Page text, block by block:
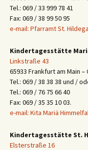
Tel.: 069 / 33 999 78 41
Fax: 069 / 38 99 50 95
e-mail: Pfarramt St.
Kindertagesstätte
Linkstraße 43
65933 Frankfurt am Main –
Tel.: 069 / 38 38 38 und /
Tel.: 069 / 76 75 66 40
Fax: 069 / 35 35 10 03.
e-mail: Kita Mariä
Kindertagesstätte St.
Elsterstraße 16